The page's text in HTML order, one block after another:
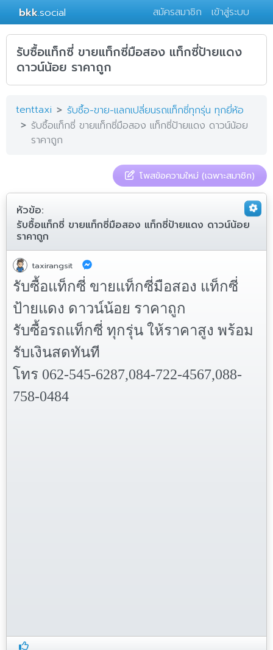
bkk.social สมัครสมาชิก เข้าสู่ระบบ
รับซื้อแท็กซี่ ขายแท็กซี่มือสอง แท็กซี่ป้ายแดง
ดาวน์น้อย ราคาถูก
tenttaxi
รับซื้อ-ขาย-แลกเปลี่ยนรถแท็กซี่ทุกรุ่น ทุกยี่ห้อ
รับซื้อแท็กซี่ ขายแท็กซี่มือสอง แท็กซี่ป้ายแดง ดาวน์น้อย
ราคาถูก
โพสข้อความใหม่ (เฉพาะสมาชิก)
หัวข้อ:
รับซื้อแท็กซี่ ขายแท็กซี่มือสอง แท็กซี่ป้ายแดง ดาวน์น้อย
ราคาถูก
taxirangsit
รับซื้อแท็กซี่ ขายแท็กซี่มือสอง แท็กซี่
ป้ายแดง ดาวน์น้อย ราคาถูก
รับซื้อรถแท็กซี่ ทุกรุ่น ให้ราคาสูง พร้อม
รับเงินสดทันที
โทร 062-545-6287,084-722-4567,088-
758-0484